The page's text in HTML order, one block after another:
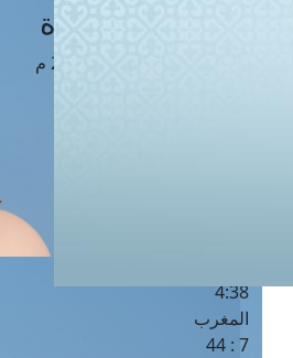
مَواقِيتُ الصَّـــلاة
4:38
المغرب
7 : 44